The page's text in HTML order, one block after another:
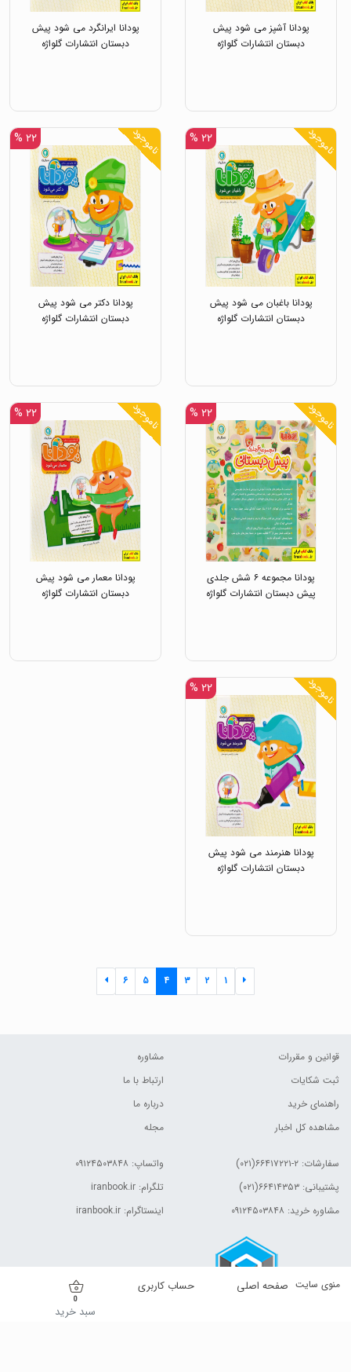
صفحه اصلی منوی سایت حساب کاربری
0
سبد خرید
پودانا آشپز می شود پیش
دبستان انتشارات گلواژه
پودانا ایرانگرد می شود پیش
دبستان انتشارات گلواژه
ناموجود ۲۲ %
پودانا باغبان می شود پیش
دبستان انتشارات گلواژه
ناموجود ۲۲ %
پودانا دکتر می شود پیش
دبستان انتشارات گلواژه
ناموجود ۲۲ %
پودانا مجموعه ۶ شش جلدی
پیش دبستان انتشارات گلواژه
ناموجود ۲۲ %
پودانا معمار می شود پیش
دبستان انتشارات گلواژه
ناموجود ۲۲ %
پودانا هنرمند می شود پیش
دبستان انتشارات گلواژه
۱ ۲ ۳ ۴ ۵ ۶
قوانین و مقررات
ثبت شکایات
راهنمای خرید
مشاهده کل اخبار
مشاوره
ارتباط با ما
درباره ما
مجله
سفارشات: ۲-۶۶۴۱۷۲۲۱(۰۲۱)
پشتیبانی: ۶۶۴۱۴۳۵۳(۰۲۱)
مشاوره خرید: ۰۹۱۲۴۵۰۳۸۴۸
واتساپ: ۰۹۱۲۴۵۰۳۸۴۸
تلگرام: iranbook.ir
اینستاگرام: iranbook.ir